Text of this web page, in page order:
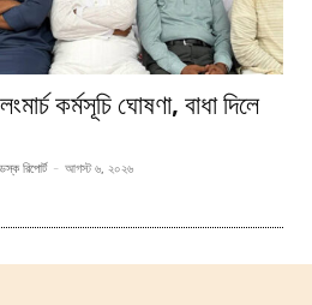
কর্মসূচি ঘোষণা, বাধা দিলে
রিপোর্ট - আগস্ট ৬, ২০২৬